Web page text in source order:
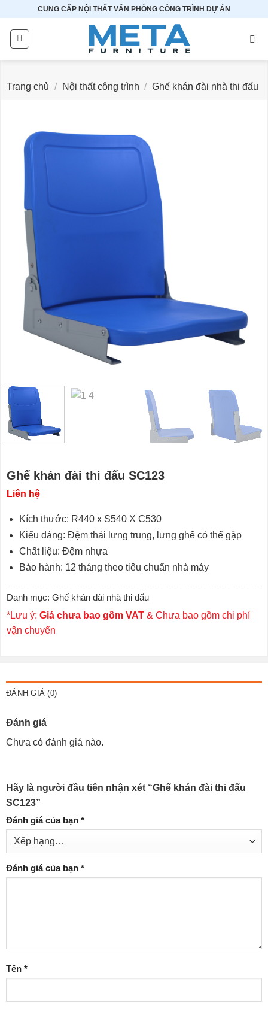
dung
CUNG CẤP NỘI THẤT VĂN PHÒNG CÔNG TRÌNH DỰ ÁN
Trang chủ / Nội thất công trình / Ghế khán đài nhà thi đấu
Ghế khán đài thi đấu SC123
Liên hệ
Kích thước: R440 x S540 X C530
Kiểu dáng: Đệm thái lưng trung, lưng ghế có thể gập
Chất liệu: Đệm nhựa
Bảo hành: 12 tháng theo tiêu chuẩn nhà máy
Danh mục: Ghế khán đài nhà thi đấu
*Lưu ý: Giá chưa bao gồm VAT & Chưa bao gồm chi phí
vận chuyển
ĐÁNH GIÁ (0)
Đánh giá
Chưa có đánh giá nào.
Hãy là người đầu tiên nhận xét “Ghế khán đài thi đấu
SC123”
Đánh giá của bạn *
Đánh giá của bạn *
Tên *